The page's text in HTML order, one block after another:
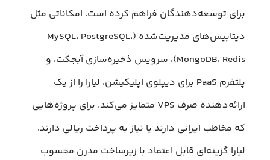
برای توسعه‌دهندگان فراهم کرده است. امکاناتی مثل
دیتابیس‌های مدیریت‌شده (MySQL، PostgreSQL،
MongoDB، Redis)، سرویس ذخیره‌سازی آبجکت، و
پلتفرم PaaS برای دیپلوی اپلیکیشن، لیارا را از یک
ارائه‌دهنده صرف VPS متمایز می‌کند. برای پروژه‌هایی
که مخاطب ایرانی دارند یا نیاز به پرداخت ریالی دارند،
لیارا گزینه‌ای قابل اعتماد با زیرساخت مدرن محسوب